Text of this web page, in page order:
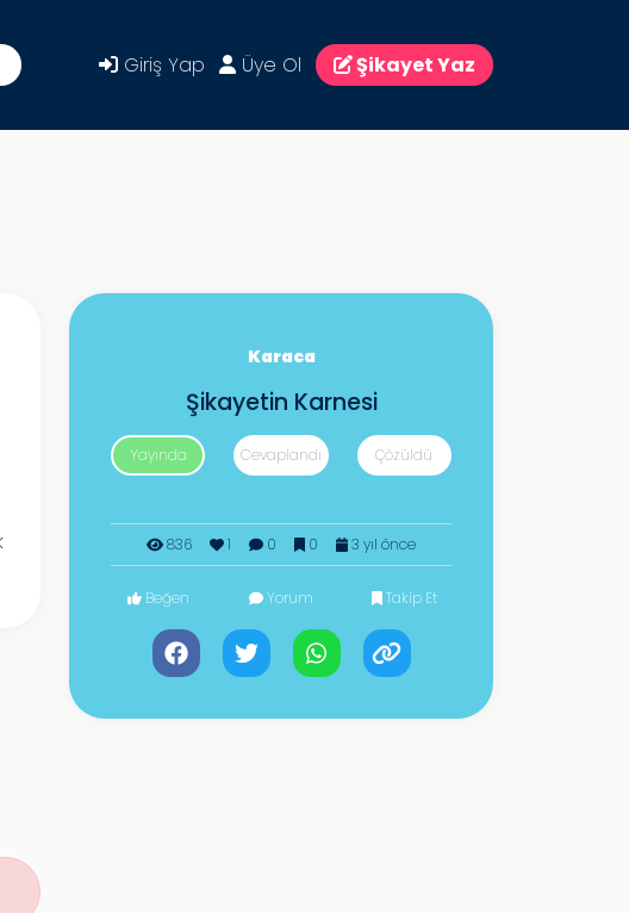
Giriş Yap Üye Ol Şikayet Yaz
Karaca
Şikayetin Karnesi
Yayında Cevaplandı Çözüldü
836 1 0 0 3 yıl önce
Beğen Yorum Takip Et